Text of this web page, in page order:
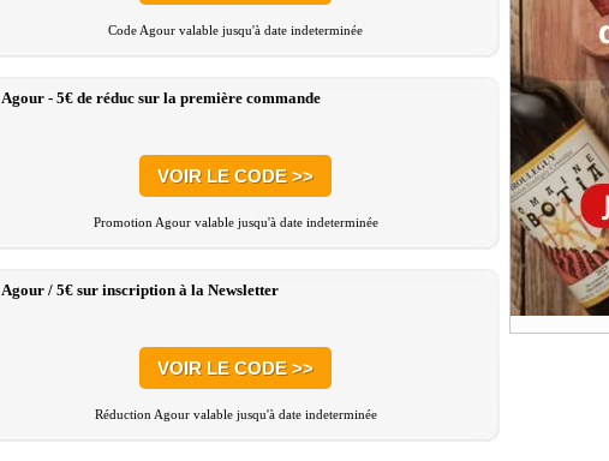
Code Agour valable jusqu'à date indeterminée
Agour - 5€ de réduc sur la première commande
VOIR LE CODE >>
Promotion Agour valable jusqu'à date indeterminée
Agour / 5€ sur inscription à la Newsletter
VOIR LE CODE >>
Réduction Agour valable jusqu'à date indeterminée